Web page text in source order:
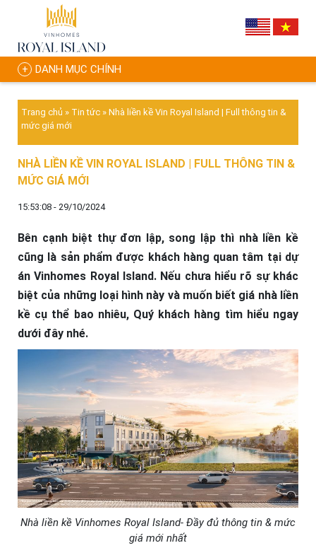
DANH MỤC CHÍNH
Trang chủ » Tin tức » Nhà liền kề Vin Royal Island | Full thông tin &
mức giá mới
NHÀ LIỀN KỀ VIN ROYAL ISLAND | FULL THÔNG TIN &
MỨC GIÁ MỚI
15:53:08 - 29/10/2024
Bên cạnh biệt thự đơn lập, song lập thì nhà liền kề
cũng là sản phẩm được khách hàng quan tâm tại dự
án Vinhomes Royal Island. Nếu chưa hiểu rõ sự khác
biệt của những loại hình này và muốn biết giá nhà liền
kề cụ thể bao nhiêu, Quý khách hàng tìm hiểu ngay
dưới đây nhé.
Nhà liền kề Vinhomes Royal Island- Đầy đủ thông tin & mức
giá mới nhất